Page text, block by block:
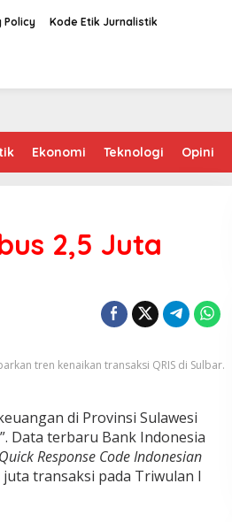
Policy Kode Etik Jurnalistik
Ekonomi Teknologi Opini
2,5 Juta
tren kenaikan transaksi QRIS di Sulbar.
di Provinsi Sulawesi
Data terbaru Bank Indonesia
Quick Response Code Indonesian
transaksi pada Triwulan I
Efektif Cegah Kemacetan BBM,
Pos Pantau Polresta Mamuju
Amankan Jalur SPBU Kali Mamuju